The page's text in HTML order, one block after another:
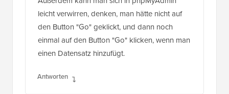
Außerdem kann man sich in phpMyAdmin
leicht verwirren, denken, man hätte nicht auf
den Button "Go" geklickt, und dann noch
einmal auf den Button "Go" klicken, wenn man